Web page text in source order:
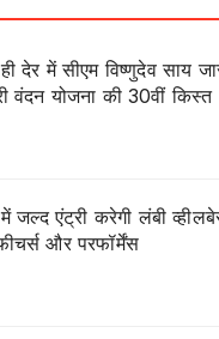
देर में सीएम विष्णुदेव साय
वंदन योजना की 30वीं किस्त
जल्द एंट्री करेगी लंबी
और परफॉर्मेंस